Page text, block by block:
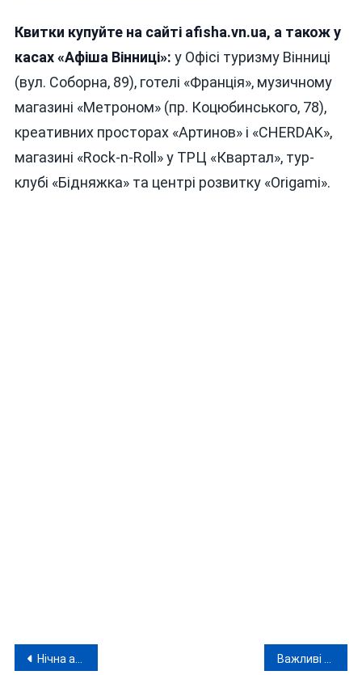
Квитки купуйте на сайті afisha.vn.ua, а також у
касах «Афіша Вінниці»: у Офісі туризму Вінниці
(вул. Соборна, 89), готелі «Франція», музичному
магазині «Метроном» (пр. Коцюбинського, 78),
креативних просторах «Артинов» і «CHERDAK»,
магазині «Rock-n-Roll» у ТРЦ «Квартал», тур-
клубі «Бідняжка» та центрі розвитку «Origami».
Навігація
Нічна атака на Україну: рашисти випустили 49 дронів і дві ракети «Іскандер»